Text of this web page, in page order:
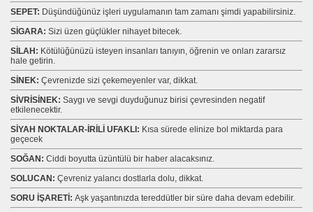
SEPET: Düşündüğünüz işleri uygulamanın tam zamanı şimdi yapabilirsiniz.
SİGARA: Sizi üzen güçlükler nihayet bitecek.
SİLAH: Kötülüğünüzü isteyen insanları tanıyın, öğrenin ve onları zararsız
hale getirin.
SİNEK: Çevrenizde sizi çekemeyenler var, dikkat.
SİVRİSİNEK: Saygı ve sevgi duyduğunuz birisi çevresinden negatif
etkilenecektir.
SİYAH NOKTALAR-İRİLİ UFAKLI: Kısa sürede elinize bol miktarda para
geçecek
SOĞAN: Ciddi boyutta üzüntülü bir haber alacaksınız.
SOLUCAN: Çevreniz yalancı dostlarla dolu, dikkat.
SORU İŞARETİ: Aşk yaşantınızda tereddütler bir süre daha devam edebilir.